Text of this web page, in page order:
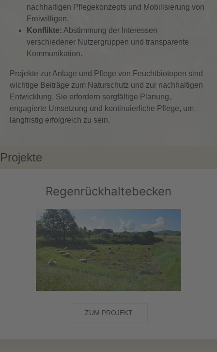
nachhaltigen Pflegekonzepts und Mobilisierung von
Freiwilligen.
Konflikte: Abstimmung der Interessen
verschiedener Nutzergruppen und transparente
Kommunikation.
Projekte zur Anlage und Pflege von Feuchtbiotopen sind
wichtige Beiträge zum Naturschutz und zur nachhaltigen
Entwicklung. Sie erfordern sorgfältige Planung,
engagierte Umsetzung und kontinuierliche Pflege, um
langfristig erfolgreich zu sein.
Projekte
Regenrückhaltebecken
ZUM PROJEKT